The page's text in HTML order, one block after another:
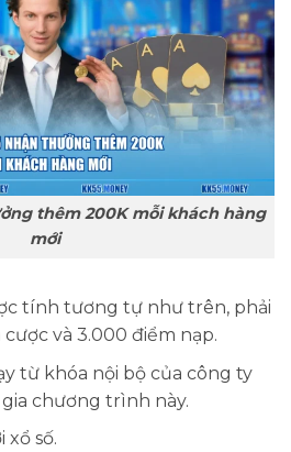
thêm 200K mỗi khách hàng
mới
tính tương tự như trên, phải
và 3.000 điểm nạp.
từ khóa nội bộ của công ty
chương trình này.
xổ số.